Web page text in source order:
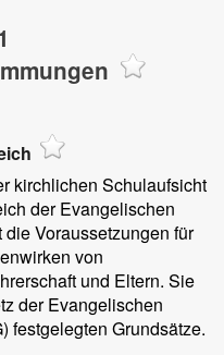
kirchlichen Schulaufsicht
der Evangelischen
Voraussetzungen für
von
und Eltern. Sie
der Evangelischen
festgelegten Grundsätze.